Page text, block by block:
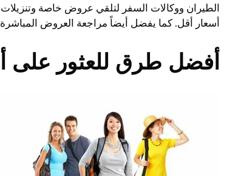
الطيران ووكالات السفر لتلقي عروض خاصة
أسعار أقل. كما يفضل أيضاً مراجعة العروض
أفضل طرق للعثور على